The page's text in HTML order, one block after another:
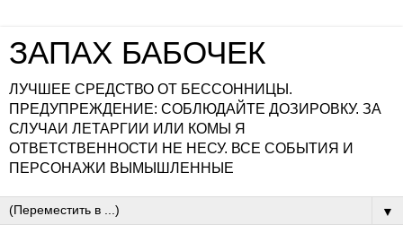
ЗАПАХ БАБОЧЕК
ЛУЧШЕЕ СРЕДСТВО ОТ БЕССОННИЦЫ.
ПРЕДУПРЕЖДЕНИЕ: СОБЛЮДАЙТЕ ДОЗИРОВКУ. ЗА
СЛУЧАИ ЛЕТАРГИИ ИЛИ КОМЫ Я
ОТВЕТСТВЕННОСТИ НЕ НЕСУ. ВСЕ СОБЫТИЯ И
ПЕРСОНАЖИ ВЫМЫШЛЕННЫЕ
▼